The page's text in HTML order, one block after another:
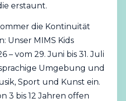
erstaunt.
die Kontinuität
Unser MIMS Kids
– vom 29. Juni bis 31. Juli
Umgebung und
Sport und Kunst ein.
3 bis 12 Jahren offen